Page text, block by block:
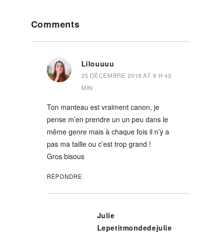
Interactions
Comments
Lilouuuu
25 DÉCEMBRE 2018 AT 9 H 43
MIN
Ton manteau est vraiment canon, je
pense m’en prendre un un peu dans le
même genre mais à chaque fois il n’y a
pas ma taille ou c’est trop grand !
Gros bisous
RÉPONDRE
Julie
Lepetitmondedejulie